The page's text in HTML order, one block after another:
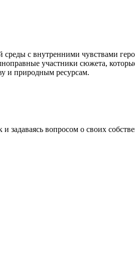
с внутренними чувствами
участники сюжета,
и природным ресурсам.
задаваясь вопросом о своих